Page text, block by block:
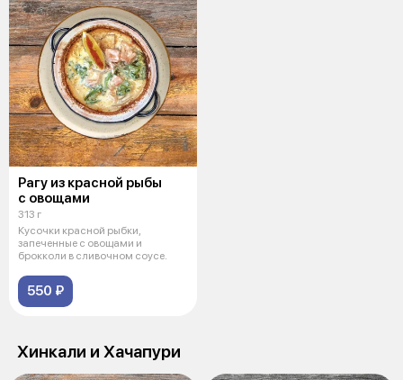
Рагу из красной рыбы
с овощами
313 г
Кусочки красной рыбки,
запеченные с овощами и
брокколи в сливочном соусе.
550 ₽
Хинкали и Хачапури